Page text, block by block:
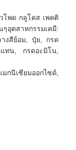
โพด กลูโคส เพคติ
ตสาหกรรมเคมี:
งสีย้อม, ปุ๋ย, กรด
ทน, กรดอะมิโน,
กนีเซียมออกไซด์,